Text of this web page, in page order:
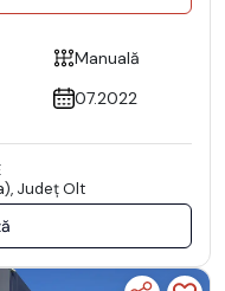
Manuală
07.2022
Județ Olt